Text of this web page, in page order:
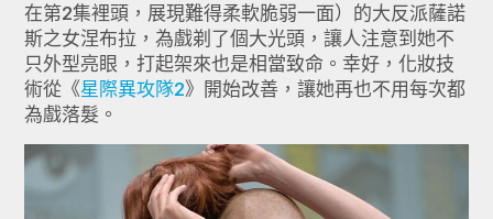
在第2集裡頭，展現難得柔軟脆弱一面）的大反派薩諾
斯之女涅布拉，為戲剃了個大光頭，讓人注意到她不
只外型亮眼，打起架來也是相當致命。幸好，化妝技
術從《星際異攻隊2》開始改善，讓她再也不用每次都
為戲落髮。